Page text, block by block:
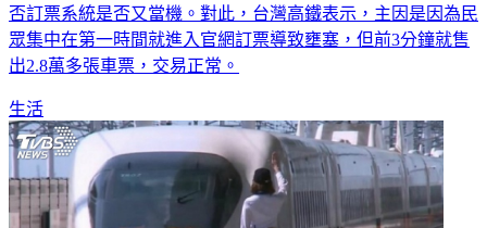
否訂票系統是否又當機。對此，台灣高鐵表示，主因是因為民
眾集中在第一時間就進入官網訂票導致壅塞，但前3分鐘就售
出2.8萬多張車票，交易正常。
生活